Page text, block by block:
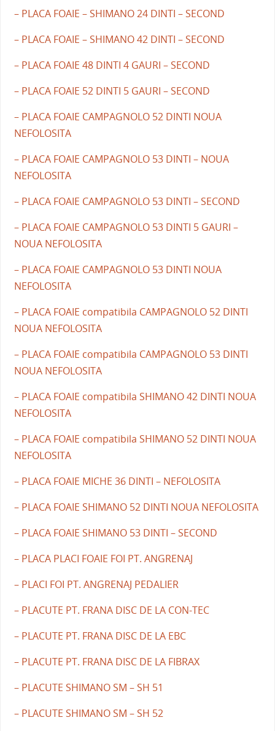
– PLACA FOAIE – SHIMANO 24 DINTI – SECOND
– PLACA FOAIE – SHIMANO 42 DINTI – SECOND
– PLACA FOAIE 48 DINTI 4 GAURI – SECOND
– PLACA FOAIE 52 DINTI 5 GAURI – SECOND
– PLACA FOAIE CAMPAGNOLO 52 DINTI NOUA
NEFOLOSITA
– PLACA FOAIE CAMPAGNOLO 53 DINTI – NOUA
NEFOLOSITA
– PLACA FOAIE CAMPAGNOLO 53 DINTI – SECOND
– PLACA FOAIE CAMPAGNOLO 53 DINTI 5 GAURI –
NOUA NEFOLOSITA
– PLACA FOAIE CAMPAGNOLO 53 DINTI NOUA
NEFOLOSITA
– PLACA FOAIE compatibila CAMPAGNOLO 52 DINTI
NOUA NEFOLOSITA
– PLACA FOAIE compatibila CAMPAGNOLO 53 DINTI
NOUA NEFOLOSITA
– PLACA FOAIE compatibila SHIMANO 42 DINTI NOUA
NEFOLOSITA
– PLACA FOAIE compatibila SHIMANO 52 DINTI NOUA
NEFOLOSITA
– PLACA FOAIE MICHE 36 DINTI – NEFOLOSITA
– PLACA FOAIE SHIMANO 52 DINTI NOUA NEFOLOSITA
– PLACA FOAIE SHIMANO 53 DINTI – SECOND
– PLACA PLACI FOAIE FOI PT. ANGRENAJ
– PLACI FOI PT. ANGRENAJ PEDALIER
– PLACUTE PT. FRANA DISC DE LA CON-TEC
– PLACUTE PT. FRANA DISC DE LA EBC
– PLACUTE PT. FRANA DISC DE LA FIBRAX
– PLACUTE SHIMANO SM – SH 51
– PLACUTE SHIMANO SM – SH 52